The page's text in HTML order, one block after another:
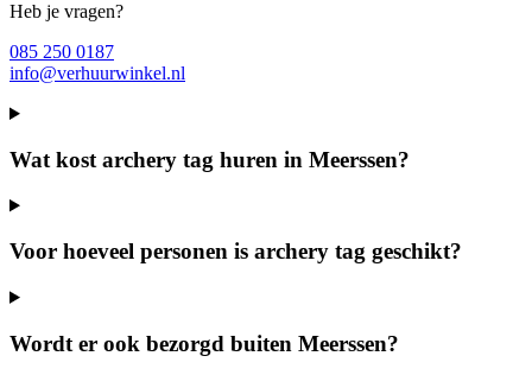
Heb je vragen?
085 250 0187
info@verhuurwinkel.nl
Wat kost archery tag huren in Meerssen?
Voor hoeveel personen is archery tag geschikt?
Wordt er ook bezorgd buiten Meerssen?